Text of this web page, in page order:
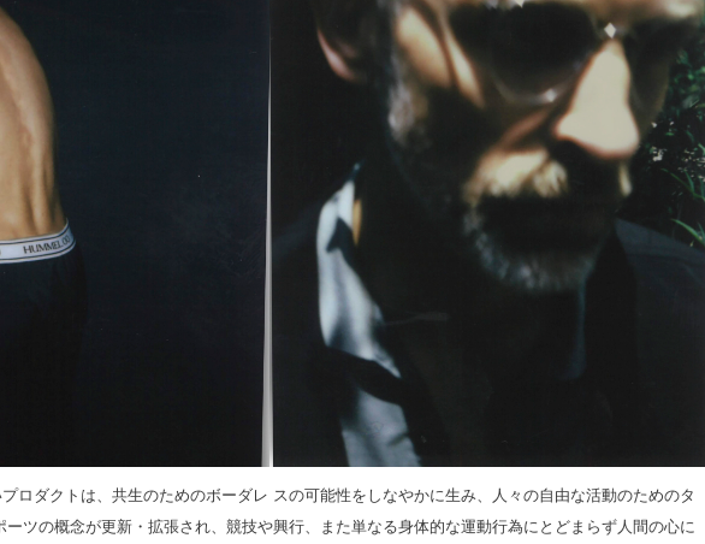
ロダクトは、共生のためのボーダレ スの可能性をしなやかに生み、人々の自由な活動のためのタ
ーツの概念が更新・拡張され、競技や興行、また単なる身体的な運動行為にとどまらず人間の心に